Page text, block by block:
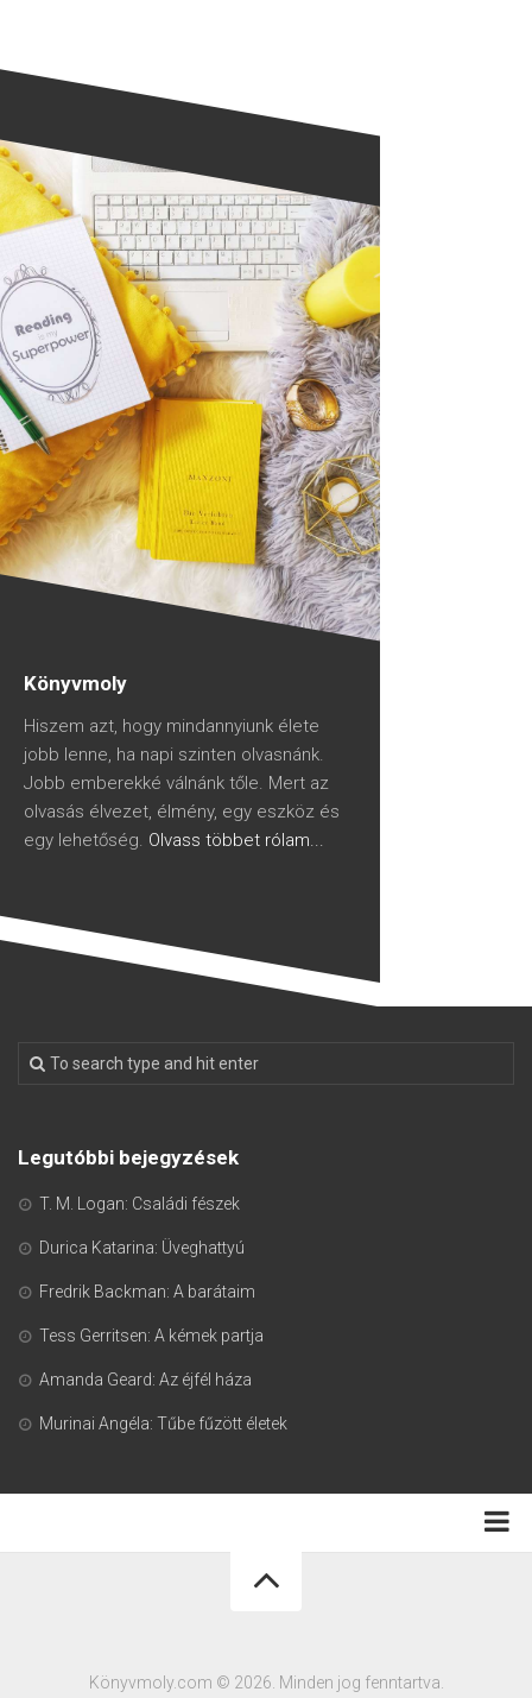
Könyvmoly
Hiszem azt, hogy mindannyiunk élete
jobb lenne, ha napi szinten olvasnánk.
Jobb emberekké válnánk tőle. Mert az
olvasás élvezet, élmény, egy eszköz és
egy lehetőség. Olvass többet rólam...
Legutóbbi bejegyzések
T. M. Logan: Családi fészek
Durica Katarina: Üveghattyú
Fredrik Backman: A barátaim
Tess Gerritsen: A kémek partja
Amanda Geard: Az éjfél háza
Murinai Angéla: Tűbe fűzött életek
Könyvmoly.com © 2026. Minden jog fenntartva.